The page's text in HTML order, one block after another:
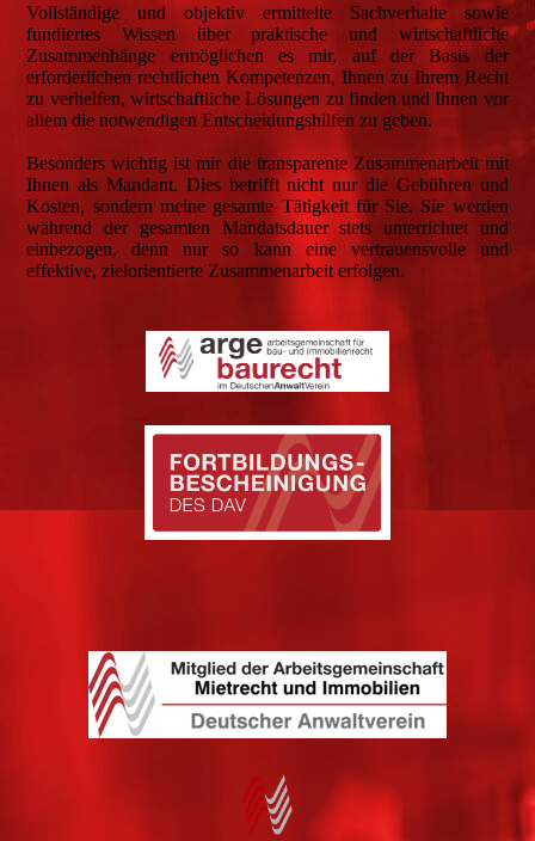
Vollständige und objektiv ermittelte Sachverhalte sowie
fundiertes Wissen über praktische und wirtschaftliche
Zusammenhänge ermöglichen es mir, auf der Basis der
erforderlichen rechtlichen Kompetenzen, Ihnen zu Ihrem Recht
zu verhelfen, wirtschaftliche Lösungen zu finden und Ihnen vor
allem die notwendigen Entscheidungshilfen zu geben.
Besonders wichtig ist mir die transparente Zusammenarbeit mit
Ihnen als Mandant. Dies betrifft nicht nur die Gebühren und
Kosten, sondern meine gesamte Tätigkeit für Sie. Sie werden
während der gesamten Mandatsdauer stets unterrichtet und
einbezogen, denn nur so kann eine vertrauensvolle und
effektive, zielorientierte Zusammenarbeit erfolgen.